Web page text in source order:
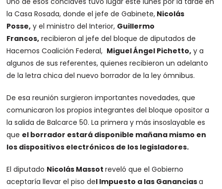
la Casa Rosada, donde el jefe de Gabinete, Nicolás
Posse, y el ministro del Interior, Guillermo
Francos, recibieron al jefe del bloque de diputados de
Hacemos Coalición Federal, Miguel Ángel Pichetto, y a
algunos de sus referentes, quienes recibieron un adelanto
de la letra chica del nuevo borrador de la ley ómnibus.
De esa reunión surgieron importantes novedades, que
comunicaron los propios integrantes del bloque opositor a
la salida de Balcarce 50. La primera y más insoslayable es
que el borrador estará disponible mañana mismo en
los dispositivos electrónicos de los legisladores.
El diputado Nicolás Massotreveló que el Gobierno
aceptaría llevar el piso del Impuesto a las Gananciasa